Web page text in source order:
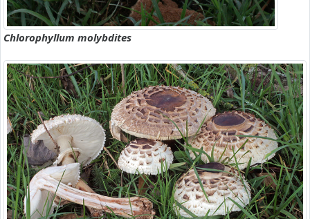
Chlorophyllum molybdites